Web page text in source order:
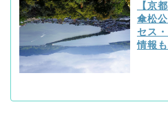
【京
傘松
セス
情報も